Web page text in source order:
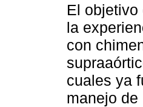
El
la
con
cuales ya
manejo